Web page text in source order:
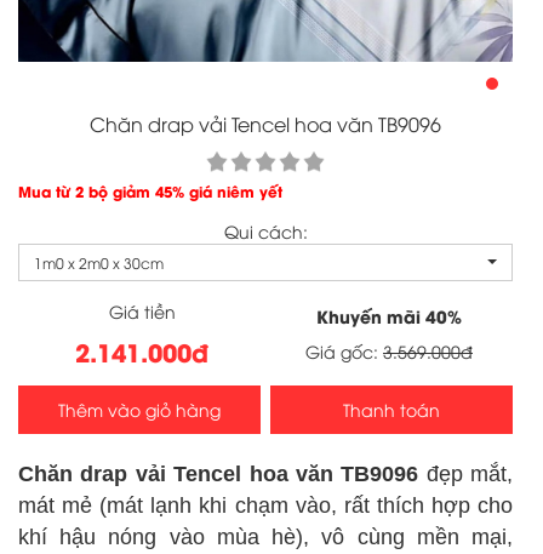
Chăn drap vải Tencel hoa văn TB9096
Mua từ 2 bộ giảm 45% giá niêm yết
Qui cách:
1m0 x 2m0 x 30cm
Giá tiền
2.141.000đ
Khuyến mãi40%
Giá gốc: 3.569.000đ
Thêm vào giỏ hàng Thanh toán
Chăn drap vải Tencel hoa văn TB9096 đẹp mắt,
mát mẻ (mát lạnh khi chạm vào, rất thích hợp cho
khí hậu nóng vào mùa hè), vô cùng mền mại,